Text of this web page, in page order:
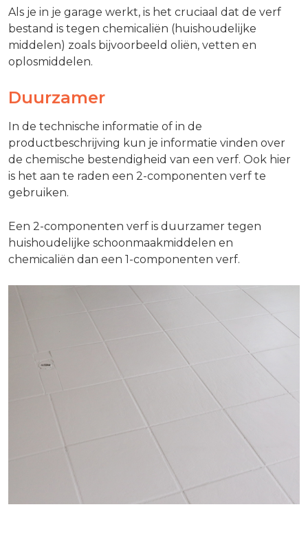
Als je in je garage werkt, is het cruciaal dat de verf
bestand is tegen chemicaliën (huishoudelijke
middelen) zoals bijvoorbeeld oliën, vetten en
oplosmiddelen.
Duurzamer
In de technische informatie of in de
productbeschrijving kun je informatie vinden over
de chemische bestendigheid van een verf. Ook hier
is het aan te raden een 2-componenten verf te
gebruiken.
Een 2-componenten verf is duurzamer tegen
huishoudelijke schoonmaakmiddelen en
chemicaliën dan een 1-componenten verf.